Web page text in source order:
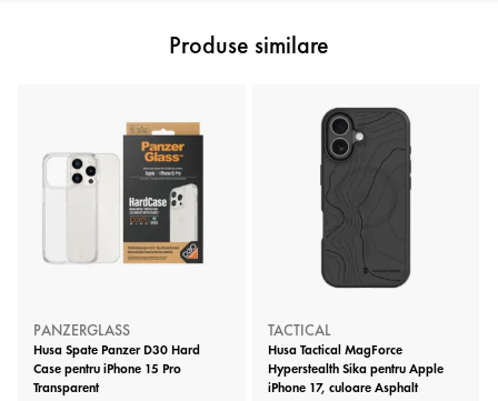
Produse similare
PANZERGLASS
Husa Spate Panzer D30 Hard
Case pentru iPhone 15 Pro
Transparent
TACTICAL
Husa Tactical MagForce
Hyperstealth Sika pentru Apple
iPhone 17, culoare Asphalt